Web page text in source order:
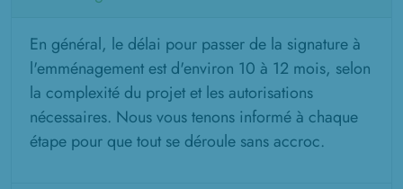
En général, le délai pour passer de la signature à
l'emménagement est d'environ 10 à 12 mois, selon
la complexité du projet et les autorisations
nécessaires. Nous vous tenons informé à chaque
étape pour que tout se déroule sans accroc.